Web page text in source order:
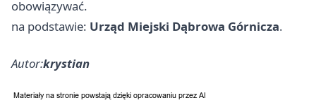
obowiązywać.
na podstawie: Urząd Miejski Dąbrowa Górnicza.
Autor:krystian